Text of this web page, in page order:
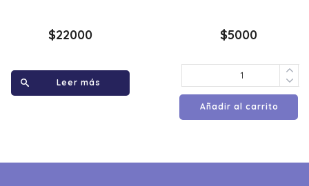
$22000
Leer más
$5000
Añadir al carrito